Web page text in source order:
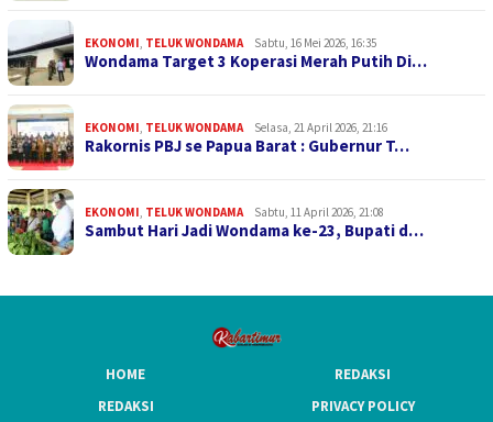
EKONOMI TELUK WONDAMA Sabtu, 16 Mei 2026, 16:35
Wondama Target 3 Koperasi Merah Putih Di…
EKONOMI TELUK WONDAMA Selasa, 21 April 2026, 21:16
Rakornis PBJ se Papua Barat : Gubernur T…
EKONOMI TELUK WONDAMA Sabtu, 11 April 2026, 21:08
Sambut Hari Jadi Wondama ke-23, Bupati d…
HOME
REDAKSI
REDAKSI
PRIVACY POLICY